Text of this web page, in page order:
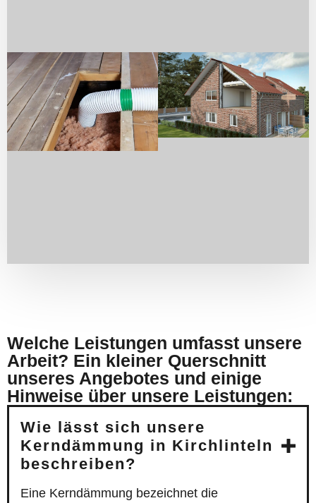
Welche Leistungen umfasst unsere
Arbeit? Ein kleiner Querschnitt
unseres Angebotes und einige
Hinweise über unsere Leistungen:
Wie lässt sich unsere
Kerndämmung in Kirchlinteln
beschreiben?
Eine Kerndämmung bezeichnet die